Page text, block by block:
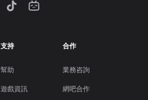
支持
幫助
遊戲資訊
合作
業務咨詢
網吧合作